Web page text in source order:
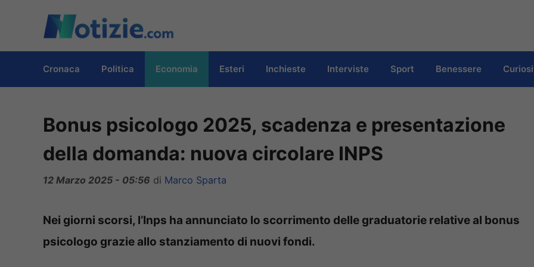
contenuto
Cronaca Politica Economia Esteri Inchieste Interviste Sport Benessere
Bonus psicologo 2025, scadenza e presentazione
della domanda: nuova circolare INPS
12 Marzo 2025 - 05:56 di Marco Sparta
Nei giorni scorsi, l’Inps ha annunciato lo scorrimento delle graduatorie relative al bonus
psicologo grazie allo stanziamento di nuovi fondi.